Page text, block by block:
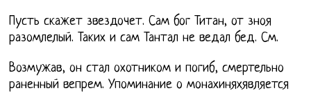
Пусть скажет звездочет. Сам бог Титан, от зноя
разомлелый. Таких и сам Тантал не ведал бед. См.
Возмужав, он стал охотником и погиб, смертельно
раненный вепрем. Упоминание о монахиняхявляется